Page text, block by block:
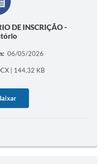
DE INSCRIÇÃO -
06/05/2026
| 144,32 KB